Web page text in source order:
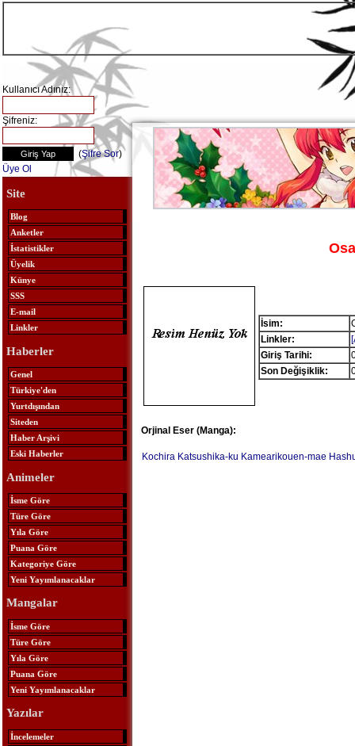
Kullanıcı Adınız:
Şifreniz:
(Şifre Sor)
Üye Ol
Site
Blog
Anketler
İstatistikler
Üyelik
Künye
SSS
E-mail
Linkler
Haberler
Genel
Türkiye'den
Yurtdışından
Siteden
Haber Arşivi
Eski Haberler
Animeler
İsme Göre
Türe Göre
Yıla Göre
Puana Göre
Kategoriye Göre
Yeni Yayımlanacaklar
Mangalar
İsme Göre
Türe Göre
Yıla Göre
Puana Göre
Yeni Yayımlanacaklar
Yazılar
İncelemeler
İsim:
Linkler:
Giriş Tarihi:
Son Değişiklik:
Orjinal Eser (Manga):
Kochira Katsushika-ku Kamearikouen-mae